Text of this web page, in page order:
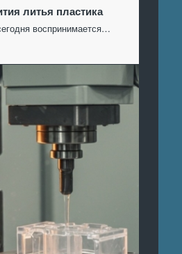
литья пластика
воспринимается…